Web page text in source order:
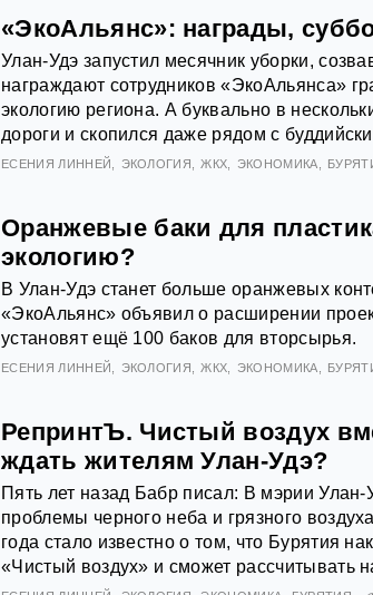
«ЭкоАльянс»: награды,
Улан-Удэ запустил месячник уборки,
награждают сотрудников «ЭкоАльянса»
экологию региона. А буквально в
дороги и скопился даже рядом с
ЕСЕНИЯ ЛИННЕЙ ЭКОЛОГИЯ ЖКХ ЭКОНОМИКА
Оранжевые баки для
экологию?
В Улан-Удэ станет больше оранжевых
«ЭкоАльянс» объявил о расширении
установят ещё 100 баков для вторсырья.
ЕСЕНИЯ ЛИННЕЙ ЭКОЛОГИЯ ЖКХ ЭКОНОМИКА
РепринтЪ. Чистый воздух
ждать жителям Улан-Удэ?
Пять лет назад Бабр писал: В мэрии
проблемы черного неба и грязного
года стало известно о том, что Бурятия
«Чистый воздух» и сможет рассчитывать